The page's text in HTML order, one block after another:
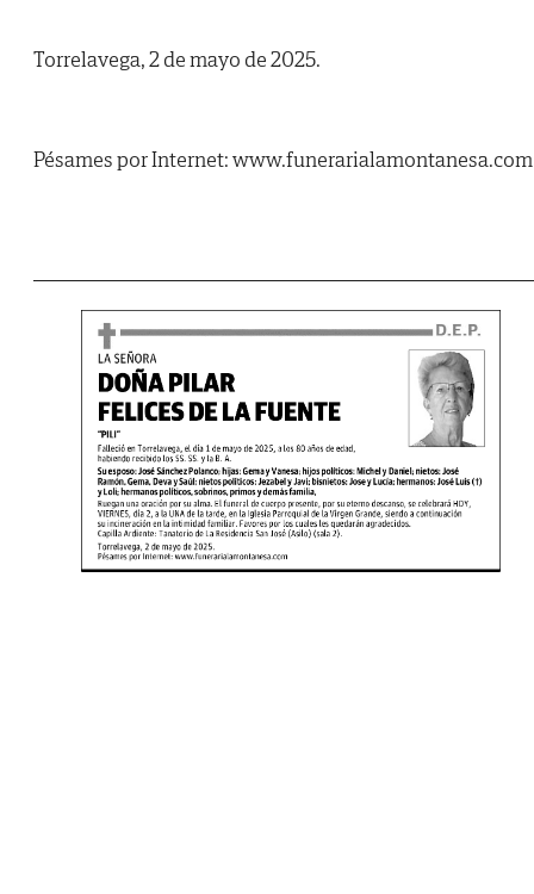
Torrelavega, 2 de mayo de 2025.
Pésames por Internet: www.funerarialamontanesa.com